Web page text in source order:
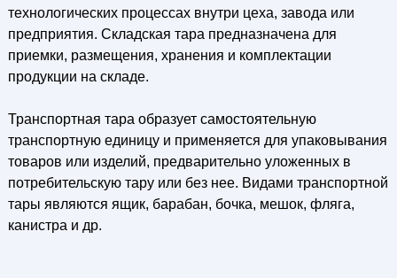
технологических процессах внутри цеха, завода или
предприятия. Складская тара предназначена для
приемки, размещения, хранения и комплектации
продукции на складе.
Транспортная тара образует самостоятельную
транспортную единицу и применяется для упаковывания
товаров или изделий, предварительно уложенных в
потребительскую тару или без нее. Видами транспортной
тары являются ящик, барабан, бочка, мешок, фляга,
канистра и др.